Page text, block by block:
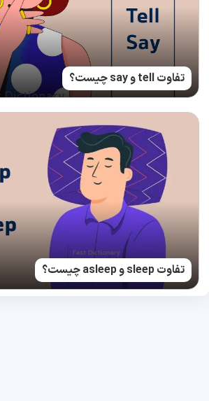
تفاوت tell و say چیست؟
تفاوت sleep و asleep چیست؟